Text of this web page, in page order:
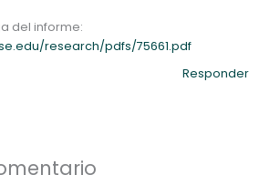
del informe:
research/pdfs/75661.pdf
Responder